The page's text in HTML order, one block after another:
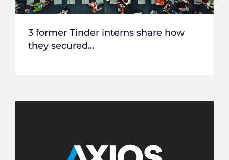
3 former Tinder interns share how
they secured...